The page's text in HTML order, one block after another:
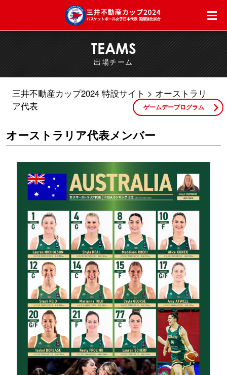
TEAMS
出場チーム
三井不動産カップ2024 特設サイト
オーストラリ
ア代表
オーストラリア代表メンバー
ゲームデープログラム